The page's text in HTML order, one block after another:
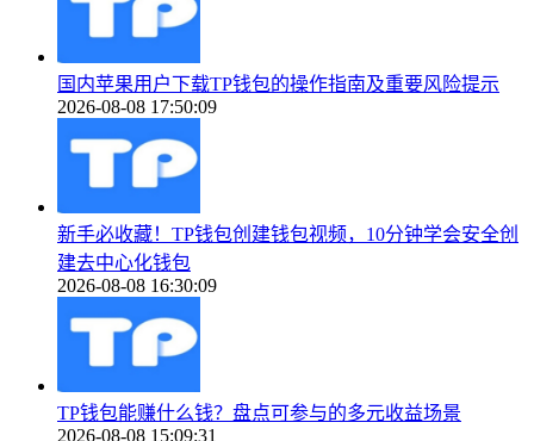
国内苹果用户下载TP钱包的操作指南及重要风险提示
2026-08-08 17:50:09
新手必收藏！TP钱包创建钱包视频，10分钟学会安全创
建去中心化钱包
2026-08-08 16:30:09
TP钱包能赚什么钱？盘点可参与的多元收益场景
2026-08-08 15:09:31